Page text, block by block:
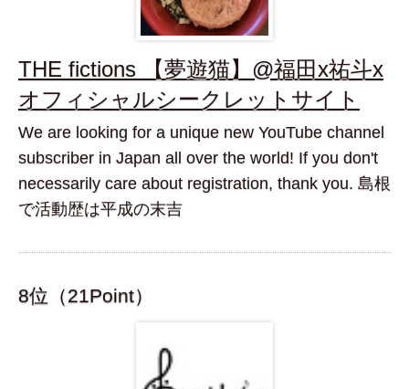
THE fictions 【夢遊猫】@福田x祐斗x
オフィシャルシークレットサイト
We are looking for a unique new YouTube channel
subscriber in Japan all over the world! If you don't
necessarily care about registration, thank you. 島根
で活動歴は平成の末吉
8位（21Point）